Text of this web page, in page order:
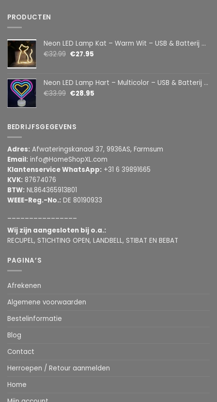
PRODUCTEN
Neon LED Lamp Kat – Warm Wit – USB & Batterij – Decoratieve Tafellamp voor Kinderkamer – 28,5 x 24,5 cm
€32.99 €27.95
Neon LED Lamp Hart – Multicolor – USB & Batterij – Hartvormige Sfeerlamp – Kinderkamer & Slaapkamer – 25,2 x 23 cm
€33.99 €28.95
BEDRIJFSGEGEVENS
Adres: Afwateringskanaal 37, 9936AS, Farmsum
Email: info@HomeShopXL.com
Klantenservice WhatsApp: +31 6 39891665
KVK: 87674076
BTW: NL864365913B01
WEEE-Reg.-No.: DE 80190933
Wij zijn aangesloten bij o.a.:
RECUPEL, STICHTING OPEN, LANDBELL, STIBAT EN BEBAT
PAGINA’S
Afrekenen
Algemene voorwaarden
Bestelinformatie
Blog
Contact
Herroepen / Retour aanmelden
Home